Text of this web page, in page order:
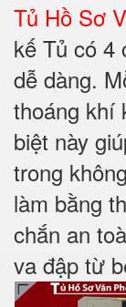
Tủ Hồ Sơ
kế Tủ có 4
dễ dàng.
thoáng khí
biệt này
trong
làm bằng
chắn an
va đập từ